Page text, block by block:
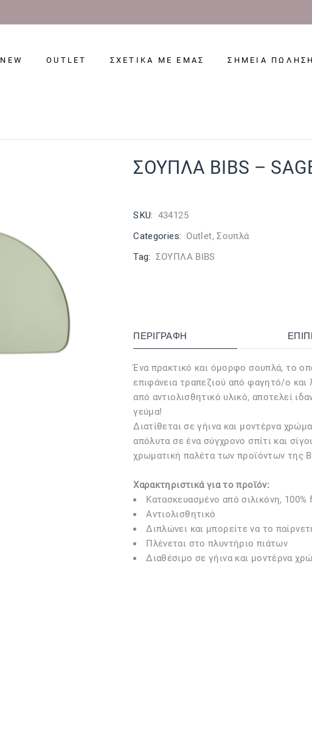
NEW OUTLET ΣΧΕΤΙΚΑ ΜΕ ΕΜΑΣ ΣΗΜΕΙΑ
ΣΟΥΠΛΑ BIBS –
SKU: 434125
Categories: Outlet,Σουπλά
Tag: ΣΟΥΠΛΑ BIBS
ΠΕΡΙΓΡΑΦΉ
Ένα πρακτικό και όμορφο σουπλά, το
επιφάνεια τραπεζιού από φαγητό/ο και
από αντιολισθητικό υλικό, αποτελεί
γεύμα!
Διατίθεται σε γήινα και μοντέρνα
απόλυτα σε ένα σύγχρονο σπίτι και
χρωματική παλέτα των προϊόντων της
Χαρακτηριστικά για το προϊόν:
Κατασκευασμένο από σιλικόνη, 100%
Αντιολισθητικό
Διπλώνει και μπορείτε να το
Πλένεται στο πλυντήριο πιάτων
Διαθέσιμο σε γήινα και μοντέρνα